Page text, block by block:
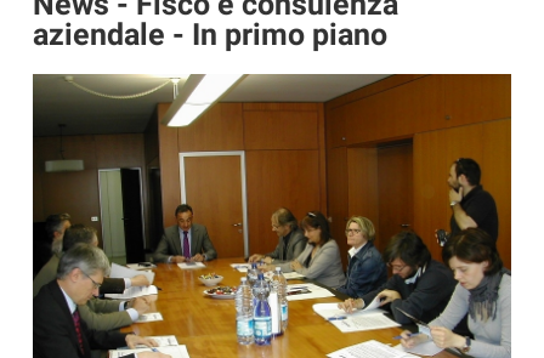
aziendale - In primo piano